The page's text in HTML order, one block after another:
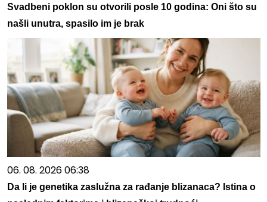
Svadbeni poklon su otvorili posle 10 godina: Oni što su
našli unutra, spasilo im je brak
06. 08. 2026 06:38
Da li je genetika zaslužna za rađanje blizanaca? Istina o